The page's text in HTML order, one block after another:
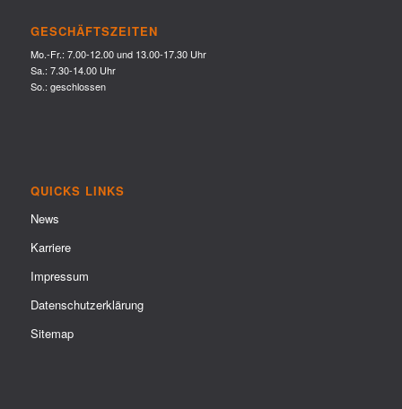
GESCHÄFTSZEITEN
Mo.-Fr.: 7.00-12.00 und 13.00-17.30 Uhr
Sa.: 7.30-14.00 Uhr
So.: geschlossen
QUICKS LINKS
News
Karriere
Impressum
Datenschutzerklärung
Sitemap